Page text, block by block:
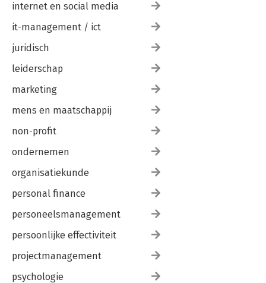
internet en social media
it-management / ict
juridisch
leiderschap
marketing
mens en maatschappij
non-profit
ondernemen
organisatiekunde
personal finance
personeelsmanagement
persoonlijke effectiviteit
projectmanagement
psychologie